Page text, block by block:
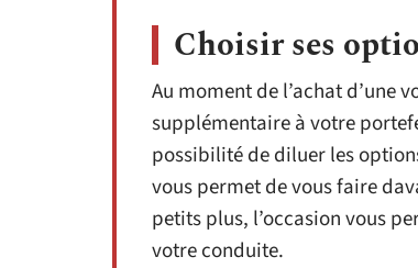
Choisir ses
Au moment de l’achat d’une
supplémentaire à votre
possibilité de diluer les
vous permet de vous faire
petits plus, l’occasion vous
votre conduite.